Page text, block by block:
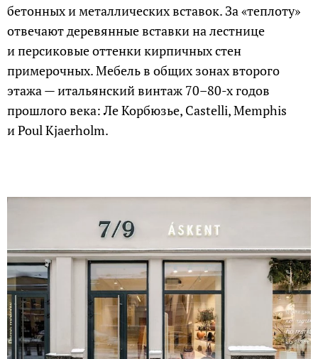
бетонных и металлических вставок. За «теплоту»
отвечают деревянные вставки на лестнице
и персиковые оттенки кирпичных стен
примерочных. Мебель в общих зонах второго
этажа — итальянский винтаж 70–80-х годов
прошлого века: Ле Корбюзье, Castelli, Memphis
и Poul Kjaerholm.